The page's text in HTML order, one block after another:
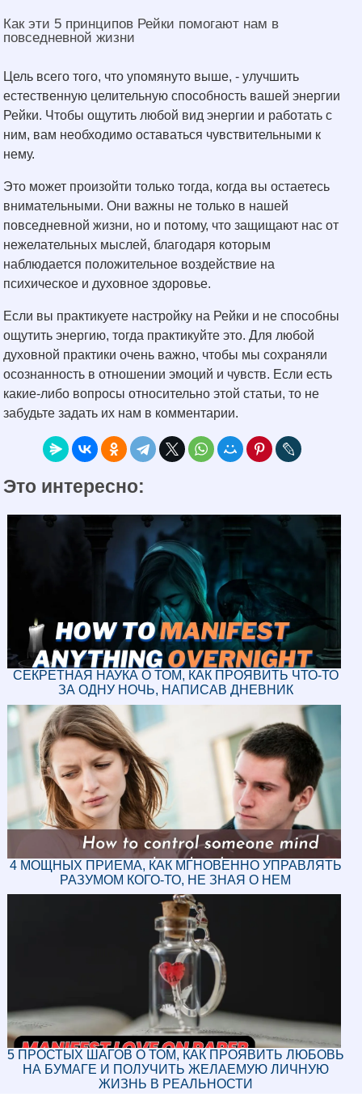
Как эти 5 принципов Рейки помогают нам в
повседневной жизни
Цель всего того, что упомянуто выше, - улучшить
естественную целительную способность вашей энергии
Рейки. Чтобы ощутить любой вид энергии и работать с
ним, вам необходимо оставаться чувствительными к
нему.
Это может произойти только тогда, когда вы остаетесь
внимательными. Они важны не только в нашей
повседневной жизни, но и потому, что защищают нас от
нежелательных мыслей, благодаря которым
наблюдается положительное воздействие на
психическое и духовное здоровье.
Если вы практикуете настройку на Рейки и не способны
ощутить энергию, тогда практикуйте это. Для любой
духовной практики очень важно, чтобы мы сохраняли
осознанность в отношении эмоций и чувств. Если есть
какие-либо вопросы относительно этой статьи, то не
забудьте задать их нам в комментарии.
Это интересно:
СЕКРЕТНАЯ НАУКА О ТОМ, КАК ПРОЯВИТЬ ЧТО-ТО
ЗА ОДНУ НОЧЬ, НАПИСАВ ДНЕВНИК
4 МОЩНЫХ ПРИЕМА, КАК МГНОВЕННО УПРАВЛЯТЬ
РАЗУМОМ КОГО-ТО, НЕ ЗНАЯ О НЕМ
5 ПРОСТЫХ ШАГОВ О ТОМ, КАК ПРОЯВИТЬ ЛЮБОВЬ
НА БУМАГЕ И ПОЛУЧИТЬ ЖЕЛАЕМУЮ ЛИЧНУЮ
ЖИЗНЬ В РЕАЛЬНОСТИ